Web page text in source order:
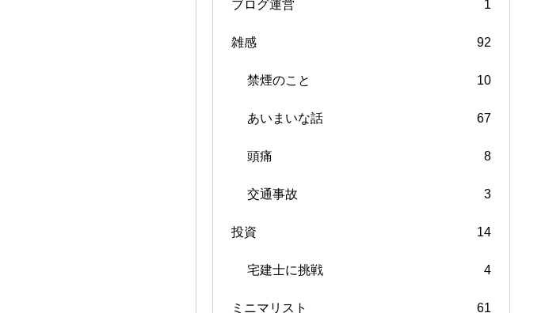
ブログ運営 1
雑感 92
禁煙のこと 10
あいまいな話 67
頭痛 8
交通事故 3
投資 14
宅建士に挑戦 4
ミニマリスト 61